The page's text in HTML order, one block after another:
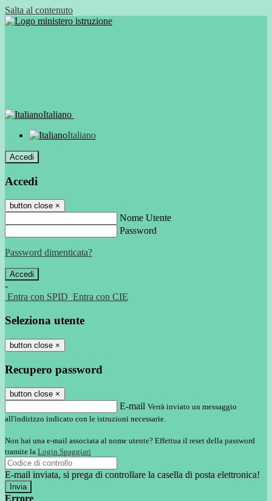
Salta al contenuto
Italiano
Italiano
Accedi
Accedi
button close ×
Nome Utente
Password
Password dimenticata?
-
Entra con SPID Entra con CIE
Seleziona utente
button close ×
Recupero password
button close ×
E-mail Verrà inviato un messaggio
all'indirizzo indicato con le istruzioni necessarie.
Non hai una e-mail associata al nome utente? Effettua il reset della password
tramite la Login Spaggiari
E-mail inviata, si prega di controllare la casella di posta elettronica!
Errore